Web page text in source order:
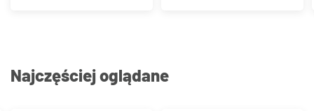
Najczęściej oglądane